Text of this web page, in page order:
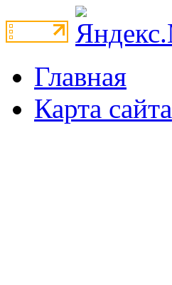
Главная
Карта сайта